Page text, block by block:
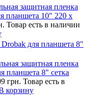
защитная пленка
планшета 10" 220 x
Товар есть в наличии
для планшета 8"
защитная пленка
планшета 8" сетка
грн. Товар есть в
корзину